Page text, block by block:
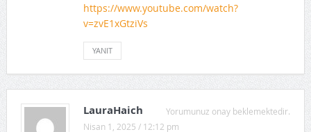
https://www.youtube.com/watch?
v=zvE1xGtziVs
YANIT
Yorumunuz onay beklemektedir.
LauraHaich
Nisan 1, 2025 / 12:12 pm